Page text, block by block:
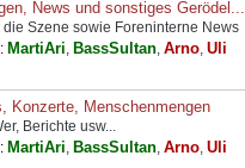
News und sonstiges Gerödel...
die Szene sowie Foreninterne News
MartiAri, BassSultan,Arno,Uli
Konzerte, Menschenmengen
Berichte usw...
MartiAri, BassSultan,Arno,Uli